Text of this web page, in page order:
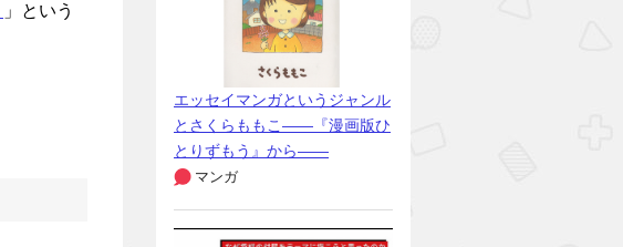
」という
エッセイマンガというジャンル
とさくらももこ――『漫画版ひ
とりずもう』から――
マンガ